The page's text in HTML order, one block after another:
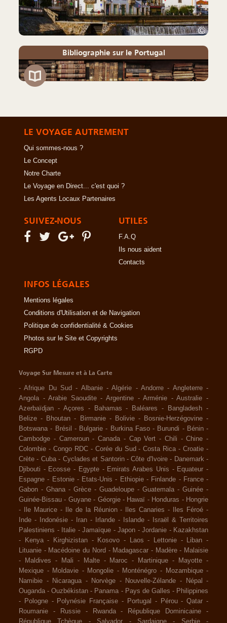
©
Bibliographie sur le Portugal
LE VOYAGE AUTREMENT
Qui sommes-nous ?
Le Concept
Notre Charte
Le Voyage en Direct... c'est quoi ?
Les Agents Locaux Partenaires
SUIVEZ-NOUS UTILES
F.A.Q
Ils nous aident
Contacts
INFOS LÉGALES
Mentions légales
Conditions d'Utilisation et de Navigation
Politique de confidentialité & Cookies
Photos sur le Site et Copyrights
RGPD
Voyage Sur Mesure et à La Carte
-Afrique Du Sud - Albanie -Algérie -Andorre - Angleterre -
Angola -Arabie Saoudite -Argentine -Arménie -Australie -
Azerbaïdjan - Açores - Bahamas - Baléares - Bangladesh -
Belize - Bhoutan - Birmanie - Bolivie - Bosnie-Herzégovine -
Botswana - Brésil - Bulgarie - Burkina Faso - Burundi - Bénin -
Cambodge - Cameroun - Canada - Cap Vert - Chili -Chine -
Colombie - Congo RDC - Corée du Sud -Costa Rica -Croatie -
Crète - Cuba - Cyclades et Santorin -Côte d'Ivoire - Danemark -
Djibouti - Ecosse - Egypte - Emirats Arabes Unis - Equateur -
Espagne - Estonie - Etats-Unis - Ethiopie - Finlande - France -
Gabon - Ghana - Grèce - Guadeloupe - Guatemala - Guinée -
Guinée-Bissau - Guyane - Géorgie - Hawaï - Honduras - Hongrie
-
Ile Maurice - Ile de la Réunion - Iles Canaries - Iles Féroé -
Inde - Indonésie - Iran - Irlande - Islande -
Israël & Territoires
Palestiniens - Italie - Jamaïque - Japon - Jordanie - Kazakhstan
-
Kenya - Kirghizistan - Kosovo - Laos - Lettonie - Liban -
Lituanie - Macédoine du Nord - Madagascar - Madère - Malaisie
-
Maldives - Mali - Malte - Maroc - Martinique - Mayotte -
Mexique - Moldavie - Mongolie - Monténégro - Mozambique -
Namibie - Nicaragua - Norvège - Nouvelle-Zélande - Népal
-
Ouganda -Ouzbékistan - Panama - Pays de Galles - Philippines
-
Pologne - Polynésie Française - Portugal - Pérou -Qatar -
Roumanie
- Russie - Rwanda - République Dominicaine
-
République Tchèque
- Salvador - Sardaigne - Serbie -